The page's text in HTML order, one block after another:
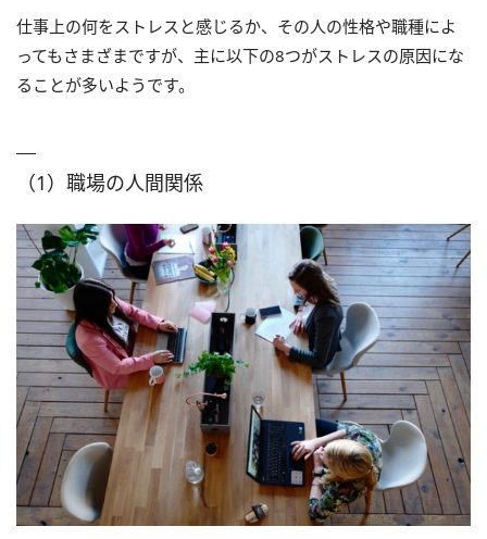
仕事上の何をストレスと感じるか、その人の性格や職種によ
ってもさまざまですが、主に以下の8つがストレスの原因にな
ることが多いようです。
（1）職場の人間関係